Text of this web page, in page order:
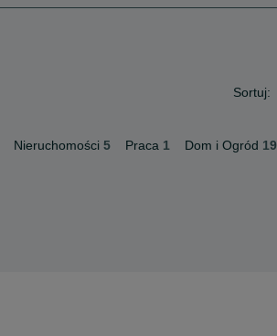
Sortuj:
Nieruchomości 5 Praca 1 Dom i Ogród 19